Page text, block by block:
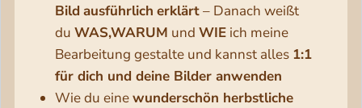
Bild ausführlich erklärt– Danach weißt
du WAS,WARUM und WIEich meine
Bearbeitung gestalte und kannst alles 1:1
für dich und deine Bilder anwenden
Wie du einewunderschön herbstliche